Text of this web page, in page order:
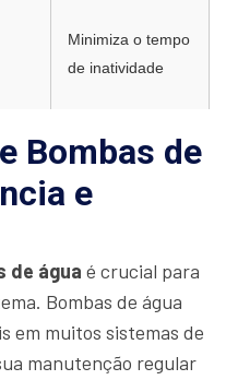
Minimiza o tempo
de inatividade
Bombas de
e
de água é crucial para
Bombas de água
em muitos sistemas de
manutenção regular